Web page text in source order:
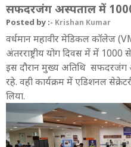
सफदरजंग अस्पताल में 1000
Posted by :- Krishan Kumar
वर्धमान महावीर मेडिकल कॉलेज
अंतरराष्ट्रीय योग दिवस में में 1000 से
इस दौरान मुख्य अत‍िथ‍ि सफदरजंग
रहे. वही कार्यक्रम में एडिशनल
लिया.